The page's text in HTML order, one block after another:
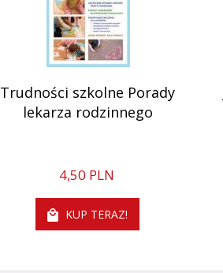
Trudności szkolne Porady
lekarza rodzinnego
4,50 PLN
KUP TERAZ!